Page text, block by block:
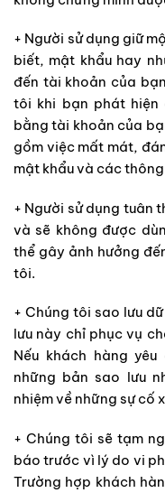
+ Người sử dụng giữ
biết, mật khẩu hay
đến tài khoản của
tôi khi bạn phát
bằng tài khoản của
gồm việc mất mát,
mật khẩu và các
+ Người sử dụng tuân
và sẽ không được
thể gây ảnh hưởng
tôi.
+ Chúng tôi sao lưu
lưu này chỉ phục vụ
Nếu khách hàng
những bản sao lưu
nhiệm về những sự cố
+ Chúng tôi sẽ tạm
báo trước vì lý do vi
Trường hợp khách